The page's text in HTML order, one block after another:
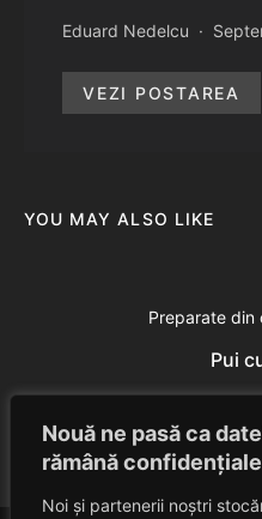
Nouă ne pasă ca
rămână confidențiale
Noi și partenerii noștri
Eduard Nedelcu
VEZI POSTAREA
YOU MAY ALSO LIKE
Preparate din
Pui
Eduard Nedelcu